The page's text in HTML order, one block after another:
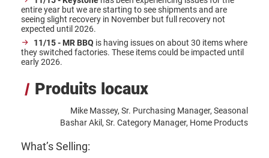
entire year but we are starting to see shipments and are
seeing slight recovery in November but full recovery not
expected until 2026.
11/15 - MR BBQ is having issues on about 30 items where
they switched factories. These items could be impacted until
early 2026.
Produits locaux
Mike Massey, Sr. Purchasing Manager, Seasonal
Bashar Akil, Sr. Category Manager, Home Products
What’s Selling: